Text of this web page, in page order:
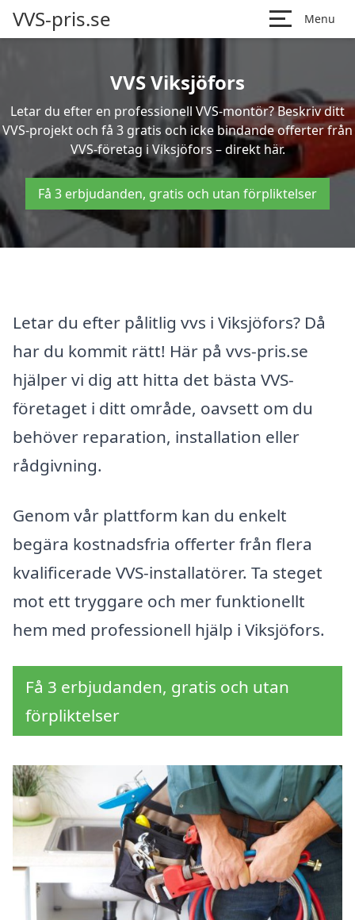
VVS-pris.se Menu
VVS Viksjöfors
Letar du efter en professionell VVS-montör? Beskriv ditt
VVS-projekt och få 3 gratis och icke bindande offerter från
VVS-företag i Viksjöfors – direkt här.
Få 3 erbjudanden, gratis och utan förpliktelser
Letar du efter pålitlig vvs i Viksjöfors? Då
har du kommit rätt! Här på vvs-pris.se
hjälper vi dig att hitta det bästa VVS-
företaget i ditt område, oavsett om du
behöver reparation, installation eller
rådgivning.
Genom vår plattform kan du enkelt
begära kostnadsfria offerter från flera
kvalificerade VVS-installatörer. Ta steget
mot ett tryggare och mer funktionellt
hem med professionell hjälp i Viksjöfors.
Få 3 erbjudanden, gratis och utan
förpliktelser